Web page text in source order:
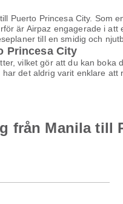
Puerto Princesa City.
är Airpaz engagerade i
till en smidig och
Princesa City
vilket gör att du kan
det aldrig varit enklare
från Manila till